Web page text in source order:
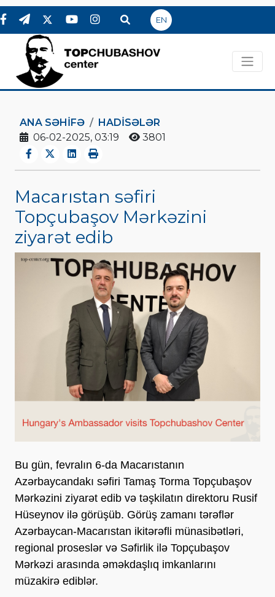
EN
ANA SƏHIFƏ
HADİSƏLƏR
06-02-2025, 03:19
3801
Macarıstan səfiri
Topçubaşov Mərkəzini
ziyarət edib
Bu gün, fevralın 6-da Macarıstanın
Azərbaycandakı səfiri Tamaş Torma Topçubaşov
Mərkəzini ziyarət edib və təşkilatın direktoru Rusif
Hüseynov ilə görüşüb. Görüş zamanı tərəflər
Azərbaycan-Macarıstan ikitərəfli münasibətləri,
regional proseslər və Səfirlik ilə Topçubaşov
Mərkəzi arasında əməkdaşlıq imkanlarını
müzakirə ediblər.